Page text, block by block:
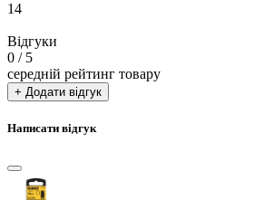
14
Відгуки
0 / 5
середній рейтинг товару
+ Додати відгук
Написати відгук